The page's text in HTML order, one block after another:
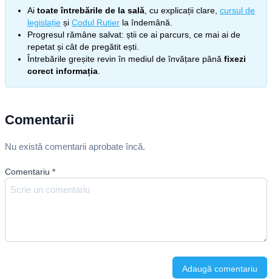
Ai toate întrebările de la sală , cu explicații clare, cursul de
legislație și Codul Rutier la îndemână.
Progresul rămâne salvat: știi ce ai parcurs, ce mai ai de
repetat și cât de pregătit ești.
Întrebările greșite revin în mediul de învățare până fixezi
corect informația
Comentarii
Nu există comentarii aprobate încă.
Comentariu *
Adaugă comentariu